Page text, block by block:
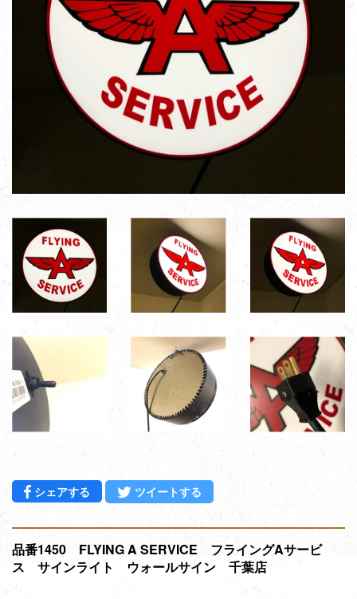
シェアする Facebookでシェアする
ツイートする
品番1450 FLYING A SERVICE フライングAサービ
ス サインライト ウォールサイン 千葉店